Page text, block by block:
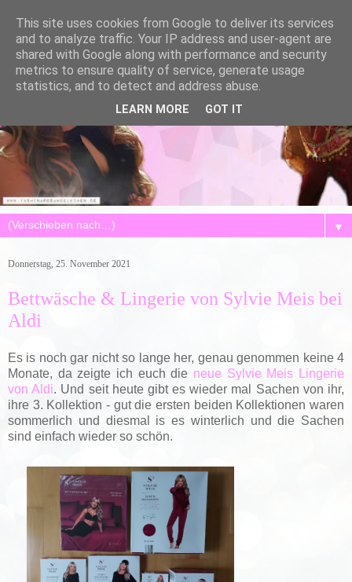
▼
Donnerstag, 25. November 2021
Bettwäsche & Lingerie von Sylvie Meis bei
Aldi
Es is noch gar nicht so lange her, genau genommen keine 4
Monate, da zeigte ich euch die neue Sylvie Meis Lingerie
von Aldi. Und seit heute gibt es wieder mal Sachen von ihr,
ihre 3. Kollektion - gut die ersten beiden Kollektionen waren
sommerlich und diesmal is es winterlich und die Sachen
sind einfach wieder so schön.
This site uses cookies from Google to deliver its services
and to analyze traffic. Your IP address and user-agent are
shared with Google along with performance and security
metrics to ensure quality of service, generate usage
statistics, and to detect and address abuse.
LEARN MORE GOT IT